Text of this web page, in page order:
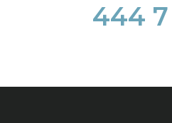
444